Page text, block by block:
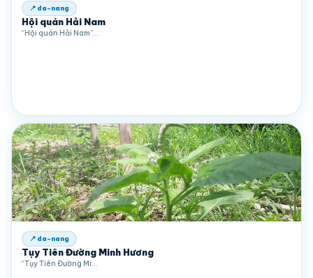
📍 da-nang
Hội quán Hải Nam
“Hội quán Hải Nam”…
📍 da-nang
Tụy Tiên Đường Minh Hương
“Tụy Tiên Đường Mi…